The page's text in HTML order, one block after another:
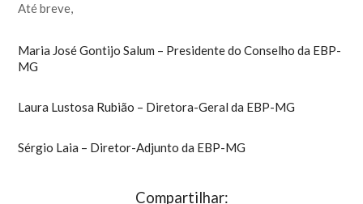
Até breve,
Maria José Gontijo Salum – Presidente do Conselho da EBP-
MG
Laura Lustosa Rubião – Diretora-Geral da EBP-MG
Sérgio Laia – Diretor-Adjunto da EBP-MG
Compartilhar: